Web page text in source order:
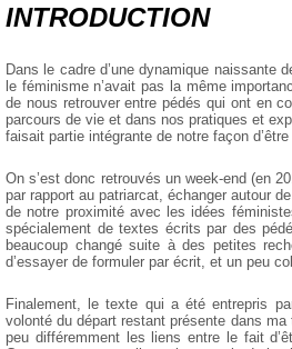
INTRODUCTION
Dans le cadre d’une dynamique naissante
le féminisme n’avait pas la même
de nous retrouver entre pédés qui ont en
parcours de vie et dans nos pratiques et
faisait partie intégrante de notre façon d’être
On s’est donc retrouvés un week-end (en
par rapport au patriarcat, échanger autour
de notre proximité avec les idées
spécialement de textes écrits par des
beaucoup changé suite à des petites
d’essayer de formuler par écrit, et un peu
Finalement, le texte qui a été entrepris
volonté du départ restant présente dans
peu différemment les liens entre le fait